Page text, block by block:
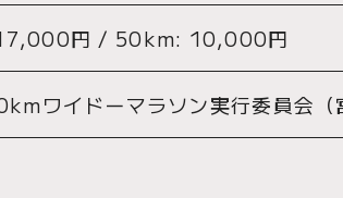
円 / 50km: 10,000円
ワイドーマラソン実行委員会（